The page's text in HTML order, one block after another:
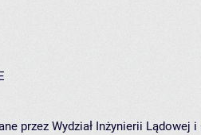
przez Wydział Inżynierii Lądowej